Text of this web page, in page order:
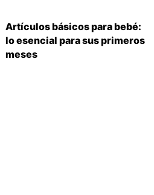
Artículos básicos para bebé:
lo esencial para sus primeros
meses